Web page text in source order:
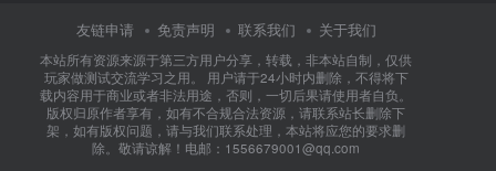
友链申请 免责声明 联系我们 关于我们
本站所有资源来源于第三方用户分享，转载，非本站自制，仅供
玩家做测试交流学习之用。 用户请于24小时内删除，不得将下
载内容用于商业或者非法用途，否则，一切后果请使用者自负。
版权归原作者享有，如有不合规合法资源，请联系站长删除下
架，如有版权问题，请与我们联系处理，本站将应您的要求删
除。敬请谅解！电邮：1556679001@qq.com